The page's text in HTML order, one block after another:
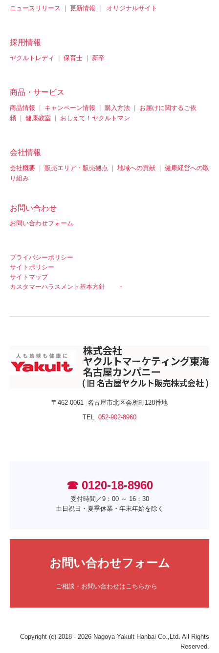
ニュースリリース 更新情報 オリジナルサイト
採用情報
ヤクルトレディ 保育士 新卒
商品・サービス
商品情報 キャンペーン情報 購入方法
お届けに関するご依
頼
健康教室 おしえて！ヤクルトマン
会社情報
会社概要 販売エリア・販売拠点 地域への貢献
健康経営への取
り組み
お問い合わせ
お問い合わせフォーム
プライバシーポリシー
サイトポリシー
サイトマップ
カスタマーハラスメント基本方針
・
〒462-0061 名古屋市北区会所町128番地
TEL 052-902-8960
☎ 0120-18-8960
受付時間／9：00 ～ 16：30
土日祝日・夏季休業・年末年始を除く
お問い合わせフォーム
ご相談・お問い合わせはこちらから
Copyright (c) 2018 - 2026 Nagoya Yakult Hanbai Co.,Ltd. All Rights
Reserved.